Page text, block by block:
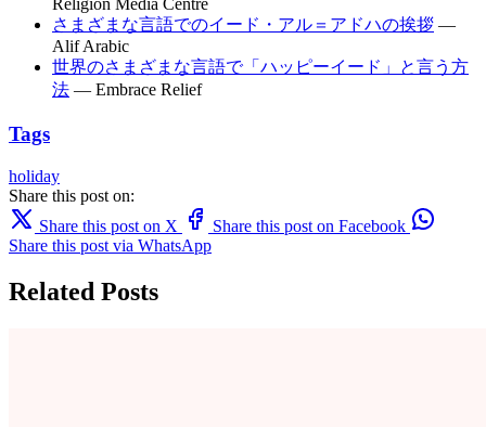
Religion Media Centre
さまざまな言語でのイード・アル＝アドハの挨拶 —
Alif Arabic
世界のさまざまな言語で「ハッピーイード」と言う方
法 — Embrace Relief
Tags
holiday
Share this post on:
Share this post on X
Share this post on Facebook
Share this post via WhatsApp
Related Posts